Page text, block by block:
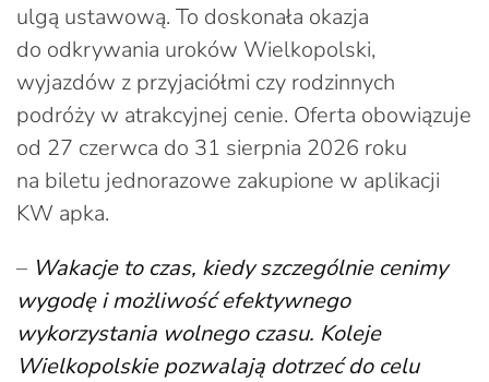
ulgą ustawową. To doskonała okazja
do odkrywania uroków Wielkopolski,
wyjazdów z przyjaciółmi czy rodzinnych
podróży w atrakcyjnej cenie. Oferta obowiązuje
od 27 czerwca do 31 sierpnia 2026 roku
na biletu jednorazowe zakupione w aplikacji
KW apka.
– Wakacje to czas, kiedy szczególnie cenimy
wygodę i możliwość efektywnego
wykorzystania wolnego czasu. Koleje
Wielkopolskie pozwalają dotrzeć do celu